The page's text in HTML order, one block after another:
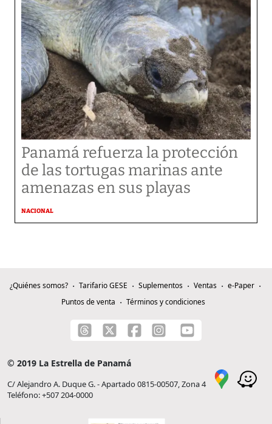
Panamá refuerza la protección
de las tortugas marinas ante
amenazas en sus playas
NACIONAL
¿Quiénes somos? Tarifario GESE Suplementos Ventas
e-Paper
Puntos de venta
Términos y condiciones
© 2019 La Estrella de Panamá
C/ Alejandro A. Duque G. - Apartado 0815-00507, Zona 4
Teléfono: +507 204-0000